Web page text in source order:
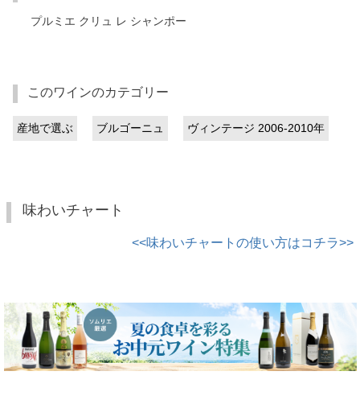
プルミエ クリュ レ シャンポー
このワインのカテゴリー
産地で選ぶ ブルゴーニュ ヴィンテージ 2006-2010年
味わいチャート
<<味わいチャートの使い方はコチラ>>